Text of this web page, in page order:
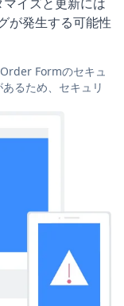
が発生する可能性
Formのセキュ
るため、セキュリ